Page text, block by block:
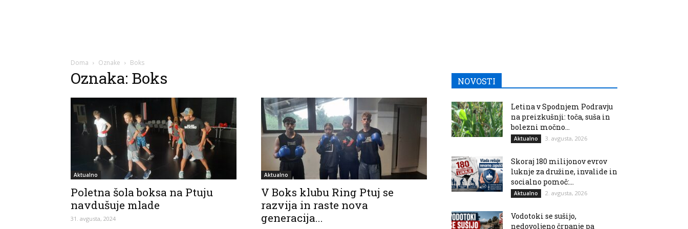
Doma Oznake Boks
Oznaka: Boks
Aktualno
Poletna šola boksa na Ptuju
navdušuje mlade
31. avgusta, 2024
Aktualno
V Boks klubu Ring Ptuj se
razvija in raste nova
generacija...
NOVOSTI
Letina v Spodnjem Podravju
na preizkušnji: toča, suša in
bolezni močno...
Aktualno 3. avgusta, 2026
Skoraj 180 milijonov evrov
luknje za družine, invalide in
socialno pomoč:...
Aktualno 2. avgusta, 2026
Vodotoki se sušijo,
nedovoljeno črpanje pa